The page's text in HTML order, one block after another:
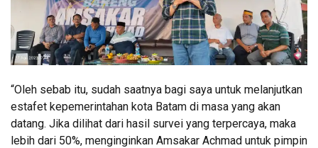
“Oleh sebab itu, sudah saatnya bagi saya untuk melanjutkan
estafet kepemerintahan kota Batam di masa yang akan
datang. Jika dilihat dari hasil survei yang terpercaya, maka
lebih dari 50%, menginginkan Amsakar Achmad untuk pimpin